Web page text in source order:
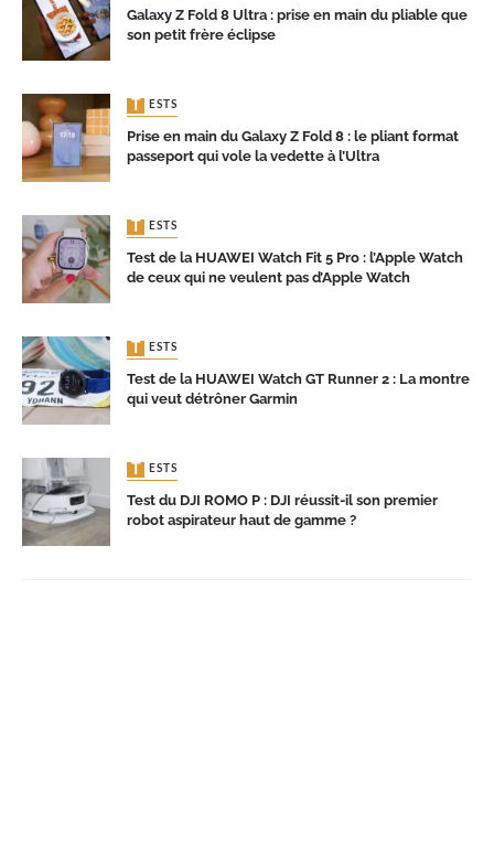
Galaxy Z Fold 8 Ultra : prise en main du pliable que
son petit frère éclipse
TESTS
Prise en main du Galaxy Z Fold 8 : le pliant format
passeport qui vole la vedette à l’Ultra
TESTS
Test de la HUAWEI Watch Fit 5 Pro : l’Apple Watch
de ceux qui ne veulent pas d’Apple Watch
TESTS
Test de la HUAWEI Watch GT Runner 2 : La montre
qui veut détrôner Garmin
TESTS
Test du DJI ROMO P : DJI réussit-il son premier
robot aspirateur haut de gamme ?